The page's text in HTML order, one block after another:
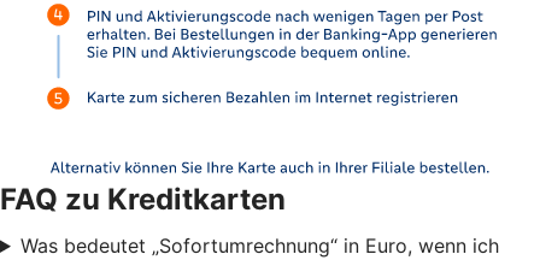
FAQ zu Kreditkarten
Was bedeutet „Sofortumrechnung“ in Euro, wenn ich